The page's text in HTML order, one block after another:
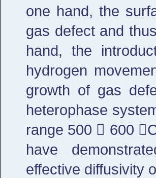
one hand, the
gas defect and
hand, the
hydrogen
growth of gas
heterophase
range 500  600
have
effective diffusivity